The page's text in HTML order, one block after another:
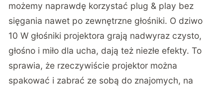
możemy naprawdę korzystać plug & play bez
sięgania nawet po zewnętrzne głośniki. O dziwo
10 W głośniki projektora grają nadwyraz czysto,
głośno i miło dla ucha, dają też niezłe efekty. To
sprawia, że rzeczywiście projektor można
spakować i zabrać ze sobą do znajomych, na